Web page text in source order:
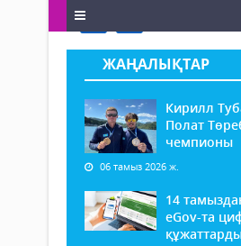
ЖАҢАЛЫҚТАР
Кирилл
Полат
чемпионы
06 тамыз 2026 ж.
14
еGov-та